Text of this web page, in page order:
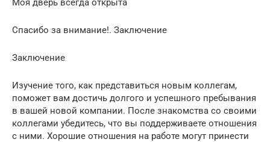
Спасибо за внимание!. Заключение
Заключение
Изучение того, как представиться новым коллегам,
поможет вам достичь долгого и успешного пребывания
в вашей новой компании. После знакомства со своими
коллегами убедитесь, что вы поддерживаете отношения
с ними. Хорошие отношения на работе могут принести